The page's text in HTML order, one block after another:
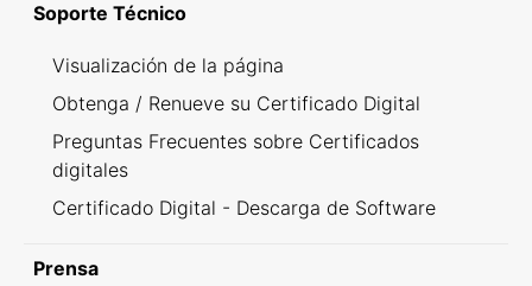
Soporte Técnico
Visualización de la página
Obtenga / Renueve su Certificado Digital
Preguntas Frecuentes sobre Certificados
digitales
Certificado Digital - Descarga de Software
Prensa